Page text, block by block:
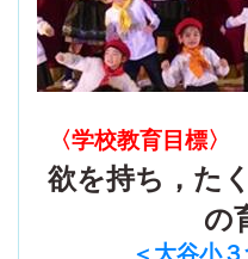
〈学校教育目標〉
欲を持ち，た
の
＜大谷小